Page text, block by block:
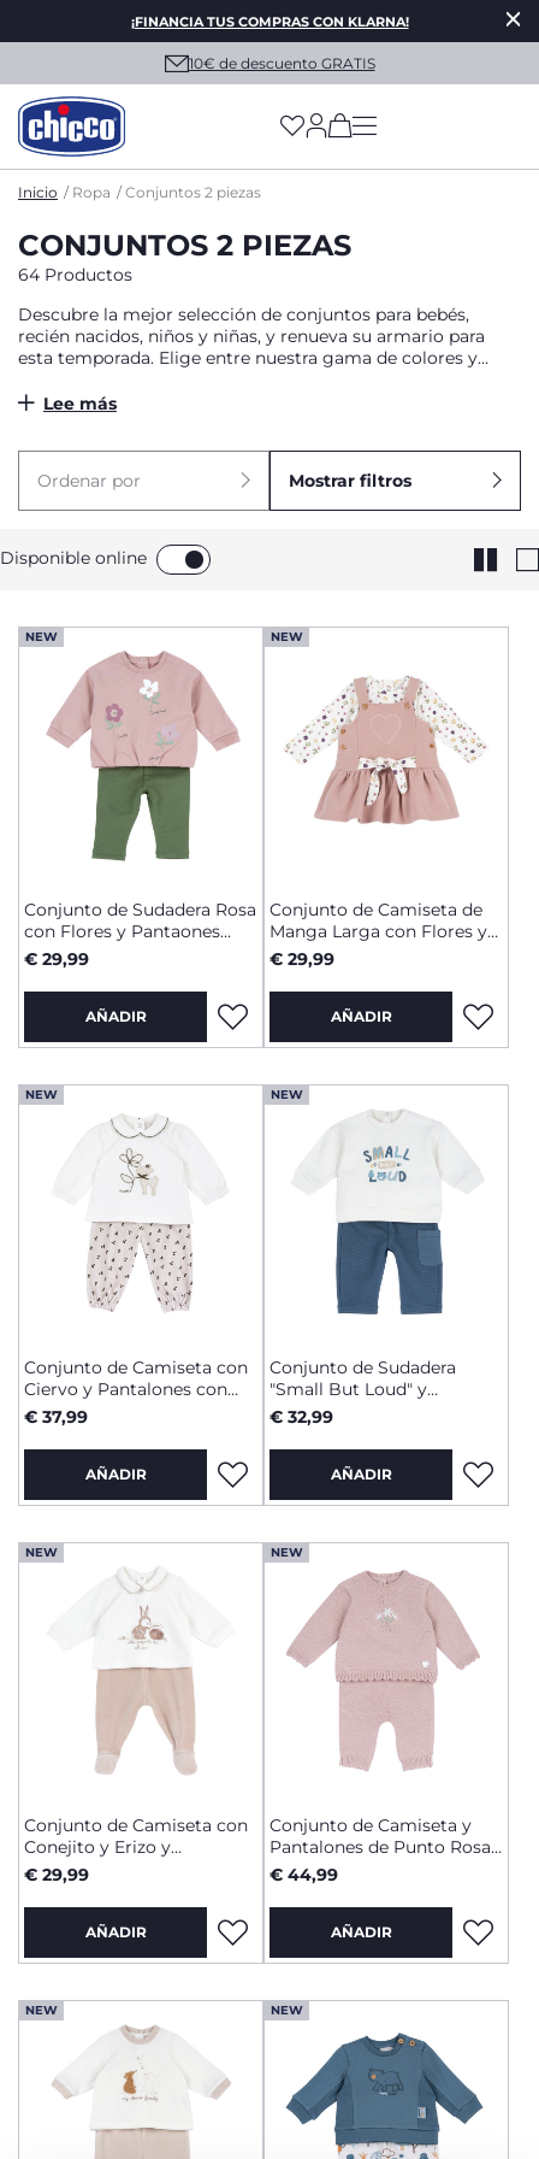
¡FINANCIA TUS COMPRAS CON KLARNA!
10€ de descuento GRATIS
(has more options
Inicio Ropa Conjuntos 2 piezas
CONJUNTOS 2 PIEZAS
64 Productos
Descubre la mejor selección de conjuntos para bebés,
recién nacidos, niños y niñas, y renueva su armario para
esta temporada. Elige entre nuestra gama de colores y
Lee más
Ordenar por Mostrar filtros
Disponible online
NEW
Conjunto de Sudadera Rosa
con Flores y Pantaones
Verdes
€ 29,99
AÑADIR
NEW
Conjunto de Camiseta de
Manga Larga con Flores y
Peto Falda Rosa
€ 29,99
AÑADIR
NEW
Conjunto de Camiseta con
Ciervo y Pantalones con
Flores
€ 37,99
AÑADIR
NEW
Conjunto de Sudadera
"Small But Loud" y
Pantalones Largos Azules
€ 32,99
AÑADIR
NEW
Conjunto de Camiseta con
Conejito y Erizo y
Pantalones con Pies
€ 29,99
AÑADIR
NEW
Conjunto de Camiseta y
Pantalones de Punto Rosa
con Flor
€ 44,99
AÑADIR
NEW NEW